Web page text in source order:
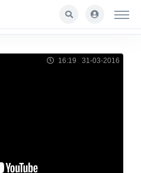
16:19 31-03-2016